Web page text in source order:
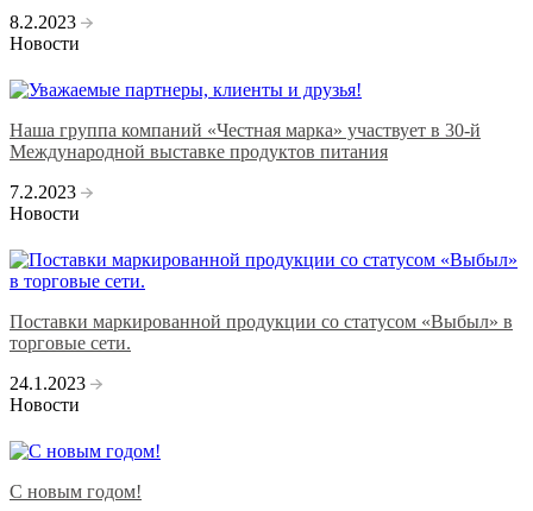
8.2.2023
Новости
Наша группа компаний «Честная марка» участвует в 30-й
Международной выставке продуктов питания
7.2.2023
Новости
Поставки маркированной продукции со статусом «Выбыл» в
торговые сети.
24.1.2023
Новости
C новым годом!